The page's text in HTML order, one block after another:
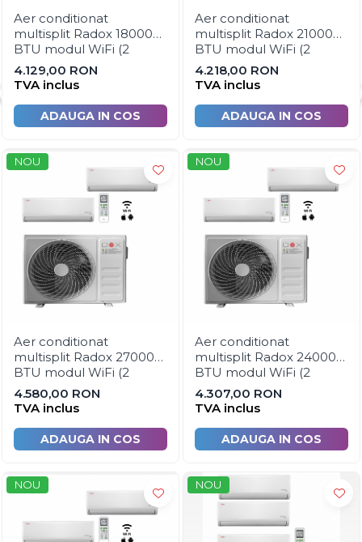
Echipamente de filtrare si
dedurizare apa
Contoare de apa - Apometre
Camine apometru
Tevi si accesorii pentru puturi
Baterii baie
Baterii bucatarie
Baterii bucatarie cu filtru
Clapete de actionare
Rezervoare WC incastrate
Rezervoare WC clasice
Vase WC
Chiuvete bucatarie
Sisteme de dus
Mobilier baie
Accesorii bucatarie
Accesorii lavoare
Accesorii rezervoare si vase WC
Aer conditionat
multisplit Radox 18000
BTU modul WiFi (2
unitati interioare x 9000
BTU si UE 18000 BTU)
4.129,00 RON
TVA inclus
ADAUGA IN COS
Aer conditionat
multisplit Radox 21000
BTU modul WiFi (2
unitati interioare 1 x 9000
BTU + 1 x 12000 BTU si
4.218,00 RON
TVA inclus
ADAUGA IN COS
NOU
Aer conditionat
multisplit Radox 27000
BTU modul WiFi (2
unitati interioare 1 x 9000
BTU + 1 x 18000 BTU si
4.580,00 RON
TVA inclus
ADAUGA IN COS
NOU
Aer conditionat
multisplit Radox 24000
BTU modul WiFi (2
unitati interioare x 12000
BTU si UE 18000 BTU)
4.307,00 RON
TVA inclus
ADAUGA IN COS
NOU NOU